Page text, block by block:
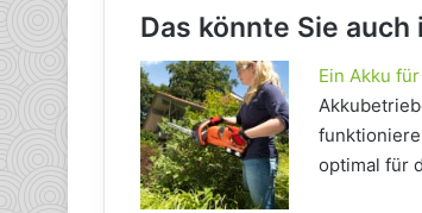
Das könnte Sie
Ein Akku
optimal für